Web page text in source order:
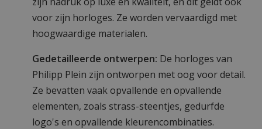
voor zijn horloges. Ze worden vervaardigd met
hoogwaardige materialen.
Gedetailleerde ontwerpen: De horloges van
Philipp Plein zijn ontworpen met oog voor detail.
Ze bevatten vaak opvallende en opvallende
elementen, zoals strass-steentjes, gedurfde
logo's en opvallende kleurencombinaties.